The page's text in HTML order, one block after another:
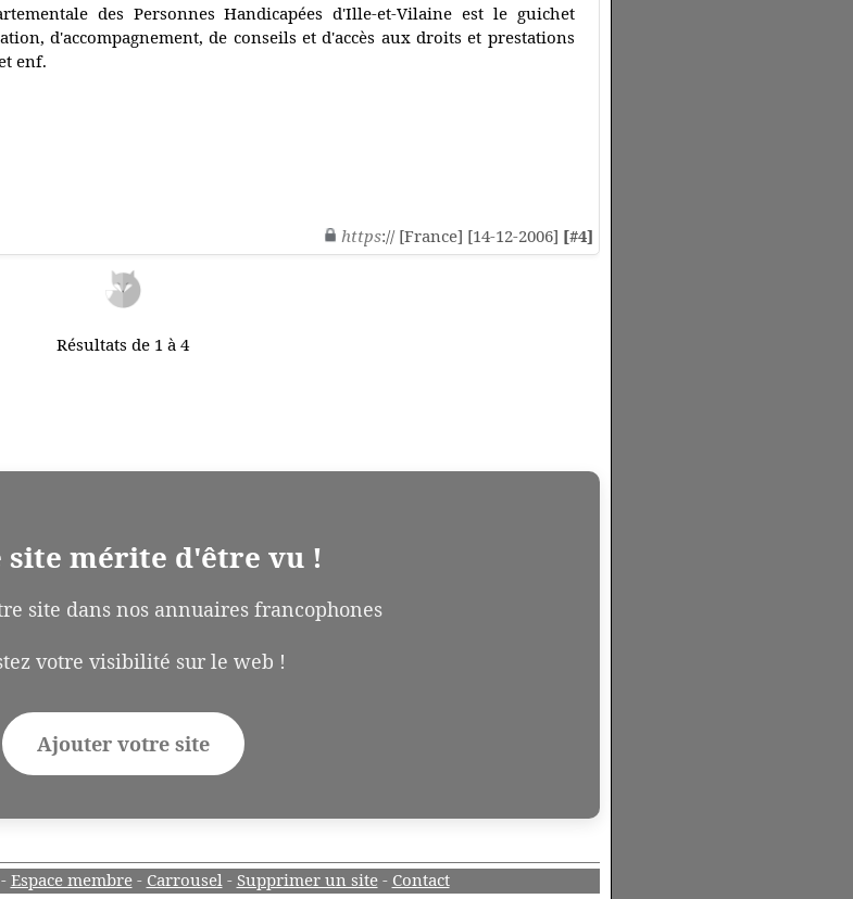
des Personnes Handicapées d'Ille-et-Vilaine est le guichet
d'accompagnement, de conseils et d'accès aux droits et prestations
enf.
https:// [France] [14-12-2006] [#4]
Résultats de 1 à 4
site mérite d'être vu !
site dans nos annuaires francophones
votre visibilité sur le web !
Ajouter votre site
Espace membre- Carrousel- Supprimer un site- Contact